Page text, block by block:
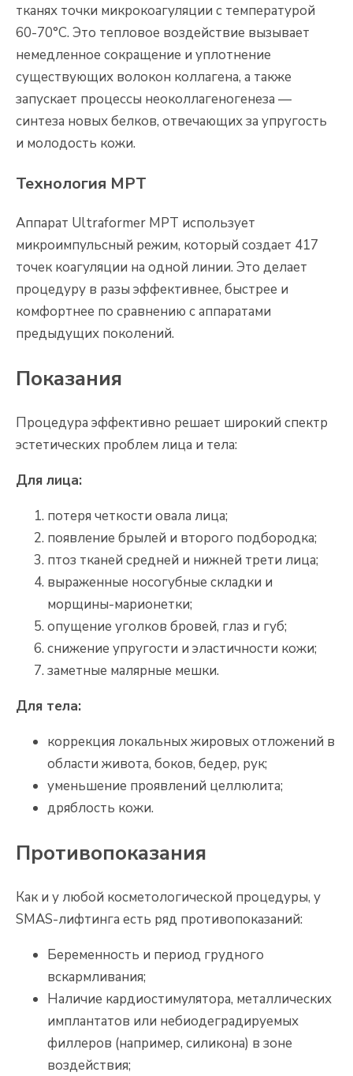
тканях точки микрокоагуляции с температурой
60-70°C. Это тепловое воздействие вызывает
немедленное сокращение и уплотнение
существующих волокон коллагена, а также
запускает процессы неоколлагеногенеза —
синтеза новых белков, отвечающих за упругость
и молодость кожи.
Технология MPT
Аппарат Ultraformer MPT использует
микроимпульсный режим, который создает 417
точек коагуляции на одной линии. Это делает
процедуру в разы эффективнее, быстрее и
комфортнее по сравнению с аппаратами
предыдущих поколений.
Показания
Процедура эффективно решает широкий спектр
эстетических проблем лица и тела:
Для лица:
потеря четкости овала лица;
появление брылей и второго подбородка;
птоз тканей средней и нижней трети лица;
выраженные носогубные складки и
морщины-марионетки;
опущение уголков бровей, глаз и губ;
снижение упругости и эластичности кожи;
заметные малярные мешки.
Для тела:
коррекция локальных жировых отложений в
области живота, боков, бедер, рук;
уменьшение проявлений целлюлита;
дряблость кожи.
Противопоказания
Как и у любой косметологической процедуры, у
SMAS-лифтинга есть ряд противопоказаний:
Беременность и период грудного
вскармливания;
Наличие кардиостимулятора, металлических
имплантатов или небиодеградируемых
филлеров (например, силикона) в зоне
воздействия;